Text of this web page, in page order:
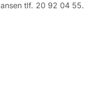
tlf. 20 92 04 55.